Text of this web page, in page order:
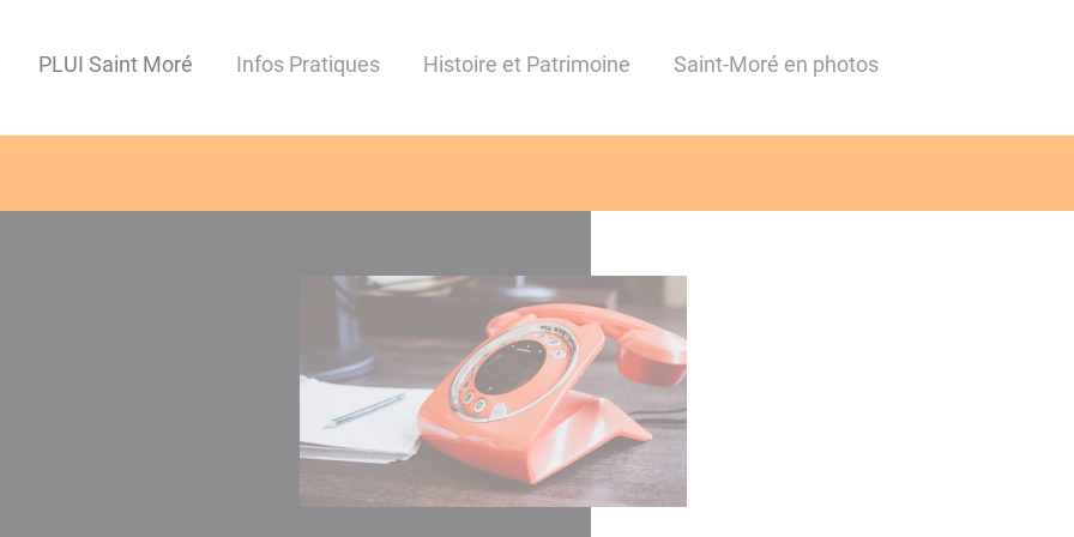
PLUI Saint Moré Infos Pratiques Histoire et Patrimoine Saint-Moré en photos